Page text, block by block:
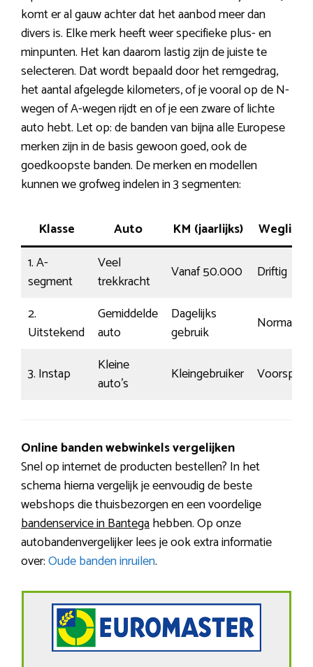
komt er al gauw achter dat het aanbod meer dan
divers is. Elke merk heeft weer specifieke plus- en
minpunten. Het kan daarom lastig zijn de juiste te
selecteren. Dat wordt bepaald door het remgedrag,
het aantal afgelegde kilometers, of je vooral op de N-
wegen of A-wegen rijdt en of je een zware of lichte
auto hebt. Let op: de banden van bijna alle Europese
merken zijn in de basis gewoon goed, ook de
goedkoopste banden. De merken en modellen
kunnen we grofweg indelen in 3 segmenten:
Klasse Auto KM (jaarlijks)
1. A-
segment
Veel
trekkracht
Vanaf 50.000
Driftig
2.
Uitstekend
Gemiddelde
auto
Dagelijks
gebruik
Normaal
3. Instap
Kleine
auto’s
Kleingebruiker
Online banden webwinkels vergelijken
Snel op internet de producten bestellen? In het
schema hierna vergelijk je eenvoudig de beste
webshops die thuisbezorgen en een voordelige
bandenservice in Bantegahebben. Op onze
autobandenvergelijker lees je ook extra informatie
over:Oude banden inruilen.